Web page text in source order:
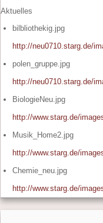
Aktuelles
bilbliothekig.jpg
http://neu0710.starg.de/
polen_gruppe.jpg
http://neu0710.starg.de/
BiologieNeu.jpg
http://www.starg.de/
Musik_Home2.jpg
http://www.starg.de/
Chemie_neu.jpg
http://www.starg.de/